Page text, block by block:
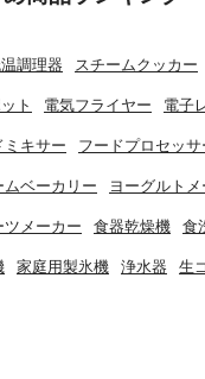
調理器 スチームクッカー
ト 電気フライヤー 電子
ミキサー フードプロセッサ
ムベーカリー ヨーグルトメ
ツメーカー 食器乾燥機 食
家庭用製氷機 浄水器 生